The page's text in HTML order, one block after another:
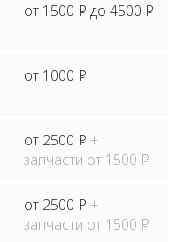
от 1500 P до 4500 P
от 1000 P
от 2500 P +
запчасти от 1500 P
от 2500 P +
запчасти от 1500 P